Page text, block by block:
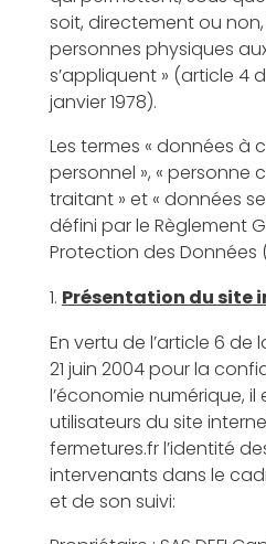
soit, directement ou
personnes physiques
s’appliquent » (article 4
janvier 1978).
Les termes « données à
personnel », « personne
traitant » et « données
défini par le Règlement
Protection des Données
Présentation du site
En vertu de l’article 6 de
21 juin 2004 pour la
l’économie numérique, il
utilisateurs du site
fermetures.fr l’identité
intervenants dans le
et de son suivi: